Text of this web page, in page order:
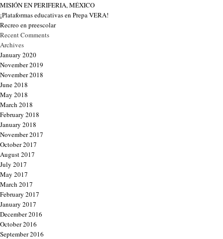
MISIÓN EN PERIFERIA, MÉXICO
¡Plataformas educativas en Prepa VERA!
Recreo en preescolar
Recent Comments
Archives
January 2020
November 2019
November 2018
June 2018
May 2018
March 2018
February 2018
January 2018
November 2017
October 2017
August 2017
July 2017
May 2017
March 2017
February 2017
January 2017
December 2016
October 2016
September 2016